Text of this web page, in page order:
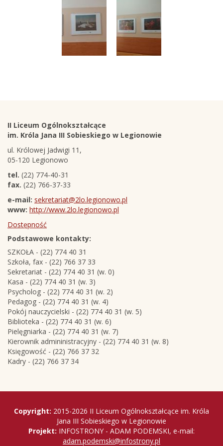
Adres
szkoły
II Liceum Ogólnokształcące
im. Króla Jana III Sobieskiego w Legionowie
ul. Królowej Jadwigi 11,
05-120 Legionowo
tel. (22) 774-40-31
fax. (22) 766-37-33
e-mail: sekretariat@2lo.legionowo.pl
www: http://www.2lo.legionowo.pl
Dostępność
Podstawowe kontakty:
SZKOŁA - (22) 774 40 31
Szkoła, fax - (22) 766 37 33
Sekretariat - (22) 774 40 31 (w. 0)
Kasa - (22) 774 40 31 (w. 3)
Psycholog - (22) 774 40 31 (w. 2)
Pedagog - (22) 774 40 31 (w. 4)
Pokój nauczycielski - (22) 774 40 31 (w. 5)
Biblioteka - (22) 774 40 31 (w. 6)
Pielęgniarka - (22) 774 40 31 (w. 7)
Kierownik admininistracyjny - (22) 774 40 31 (w. 8)
Księgowość - (22) 766 37 32
Kadry - (22) 766 37 34
Copyright
Copyright: 2015-2026 II Liceum Ogólnokształcące im. Króla
Jana III Sobieskiego w Legionowie
Projekt: INFOSTRONY - ADAM PODEMSKI, e-mail:
adam.podemski@infostrony.pl